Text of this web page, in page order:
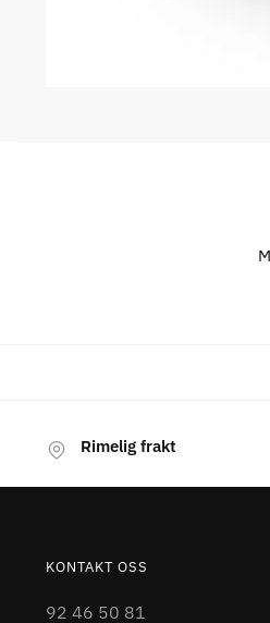
Rimelig frakt
KONTAKT OSS
92 46 50 81